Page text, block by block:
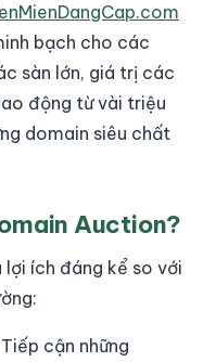
bạch cho các
sàn lớn, giá trị các
động từ vài triệu
domain siêu chất
Auction?
ích đáng kể so với
Tiếp cận những